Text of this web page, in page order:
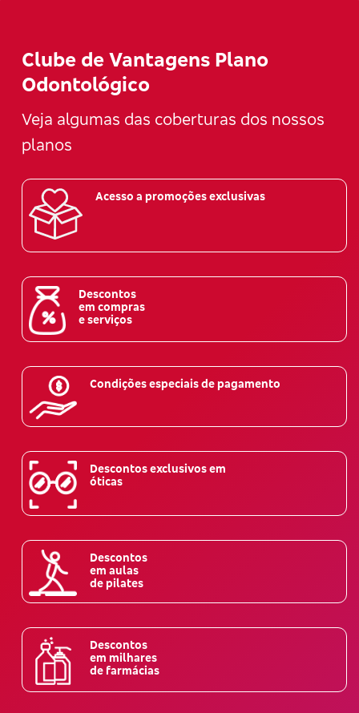
Clube de Vantagens Plano
Odontológico
Veja algumas das coberturas dos nossos
planos
Acesso a promoções exclusivas
Descontos
em compras
e serviços
Condições especiais de pagamento
Descontos exclusivos em
óticas
Descontos
em aulas
de pilates
Descontos
em milhares
de farmácias